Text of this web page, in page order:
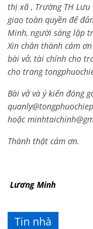
thị xã , Trường TH
giao toàn quyền để
Minh, người sáng lập
Xin chân thành cám
bài vở, tài chính cho
cho trang
Bài vở và ý kiến đóng
hoặc
Thành thật cám ơn.
Lương Minh
Tin nhà